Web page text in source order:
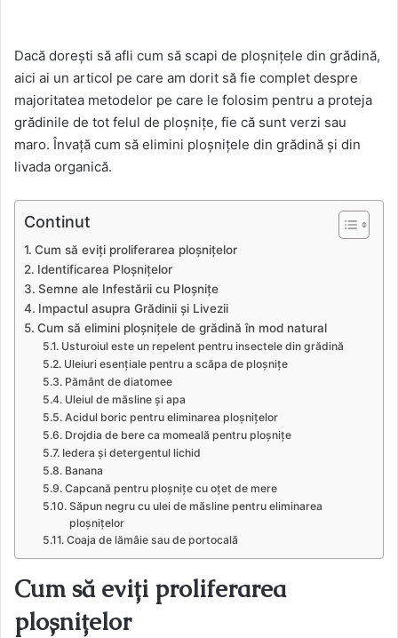
Dacă dorești să afli cum să scapi de ploșnițele din grădină,
aici ai un articol pe care am dorit să fie complet despre
majoritatea metodelor pe care le folosim pentru a proteja
grădinile de tot felul de ploșnițe, fie că sunt verzi sau
maro. Învață cum să elimini ploșnițele din grădină și din
livada organică.
Continut
Cum să eviți proliferarea ploșnițelor
Identificarea Ploșnițelor
Semne ale Infestării cu Ploșnițe
Impactul asupra Grădinii și Livezii
Cum să elimini ploșnițele de grădină în mod natural
Usturoiul este un repelent pentru insectele din grădină
Uleiuri esențiale pentru a scăpa de ploșnițe
Pământ de diatomee
Uleiul de măsline și apa
Acidul boric pentru eliminarea ploșnițelor
Drojdia de bere ca momeală pentru ploșnițe
Iedera și detergentul lichid
Banana
Capcană pentru ploșnițe cu oțet de mere
Săpun negru cu ulei de măsline pentru eliminarea
ploșnițelor
Coaja de lămâie sau de portocală
Cum să eviți proliferarea
ploșnițelor